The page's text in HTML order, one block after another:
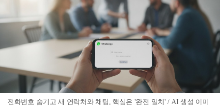
전화번호 숨기고 새 연락처와 채팅, 핵심은 '완전 일치' / AI 생성 이미